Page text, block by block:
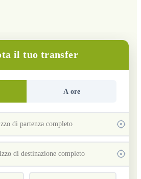
il tuo transfer
A ore